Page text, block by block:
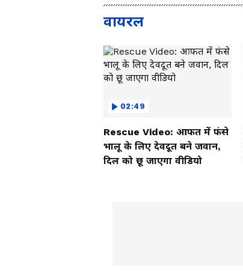
वायरल
02:49
Rescue Video: आफत में फंसे
भालू के लिए देवदूत बने जवान,
दिल को छू जाएगा वीडियो